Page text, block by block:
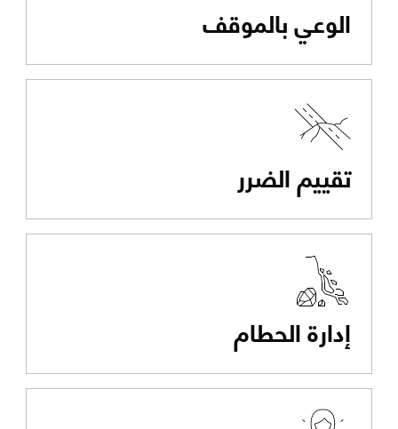
الوعي بالموقف
تقييم الضرر
إدارة الحطام